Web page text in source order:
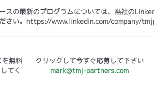
スの最新のプログラムについては、当社の
ださい。https://www.linkedin.com/company/
を無料
てく
クリックして今すぐ応募して下さい
mark@tmj-partners.com